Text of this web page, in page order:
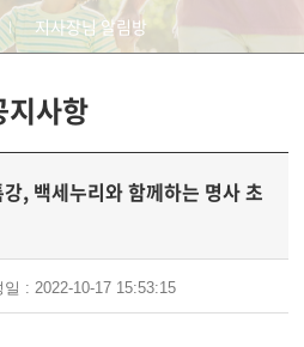
지사장님 알림방
지사항
, 백세누리와 함께하는 명사 초
일 : 2022-10-17 15:53:15